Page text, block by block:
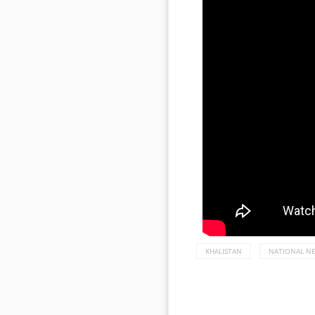
KHALISTAN NATIONAL